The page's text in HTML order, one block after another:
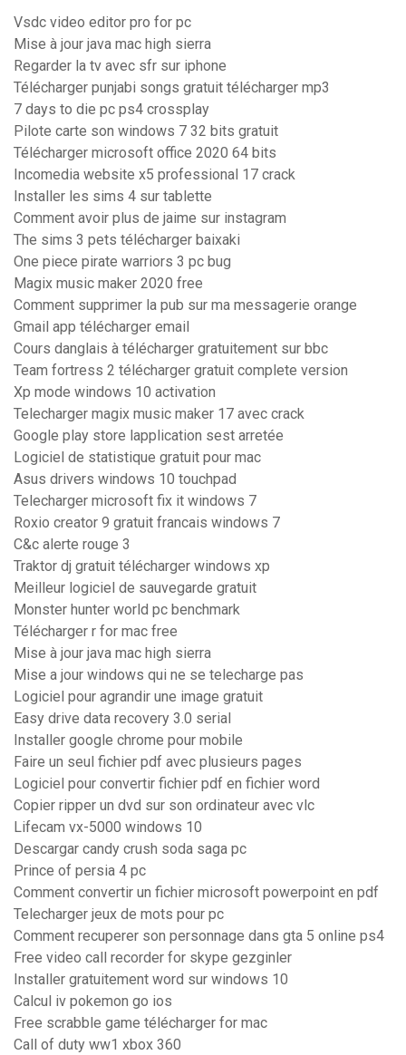
Vsdc video editor pro for pc
Mise à jour java mac high sierra
Regarder la tv avec sfr sur iphone
Télécharger punjabi songs gratuit télécharger mp3
7 days to die pc ps4 crossplay
Pilote carte son windows 7 32 bits gratuit
Télécharger microsoft office 2020 64 bits
Incomedia website x5 professional 17 crack
Installer les sims 4 sur tablette
Comment avoir plus de jaime sur instagram
The sims 3 pets télécharger baixaki
One piece pirate warriors 3 pc bug
Magix music maker 2020 free
Comment supprimer la pub sur ma messagerie orange
Gmail app télécharger email
Cours danglais à télécharger gratuitement sur bbc
Team fortress 2 télécharger gratuit complete version
Xp mode windows 10 activation
Telecharger magix music maker 17 avec crack
Google play store lapplication sest arretée
Logiciel de statistique gratuit pour mac
Asus drivers windows 10 touchpad
Telecharger microsoft fix it windows 7
Roxio creator 9 gratuit francais windows 7
C&c alerte rouge 3
Traktor dj gratuit télécharger windows xp
Meilleur logiciel de sauvegarde gratuit
Monster hunter world pc benchmark
Télécharger r for mac free
Mise à jour java mac high sierra
Mise a jour windows qui ne se telecharge pas
Logiciel pour agrandir une image gratuit
Easy drive data recovery 3.0 serial
Installer google chrome pour mobile
Faire un seul fichier pdf avec plusieurs pages
Logiciel pour convertir fichier pdf en fichier word
Copier ripper un dvd sur son ordinateur avec vlc
Lifecam vx-5000 windows 10
Descargar candy crush soda saga pc
Prince of persia 4 pc
Comment convertir un fichier microsoft powerpoint en pdf
Telecharger jeux de mots pour pc
Comment recuperer son personnage dans gta 5 online ps4
Free video call recorder for skype gezginler
Installer gratuitement word sur windows 10
Calcul iv pokemon go ios
Free scrabble game télécharger for mac
Call of duty ww1 xbox 360